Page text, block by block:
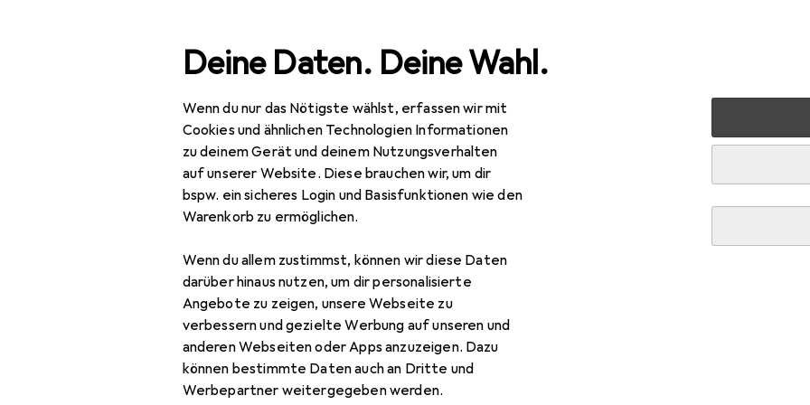
Deine Daten. Deine Wahl.
Wenn du nur das Nötigste wählst, erfassen wir mit
Cookies und ähnlichen Technologien Informationen
zu deinem Gerät und deinem Nutzungsverhalten
auf unserer Website. Diese brauchen wir, um dir
bspw. ein sicheres Login und Basisfunktionen wie den
Warenkorb zu ermöglichen.
Wenn du allem zustimmst, können wir diese Daten
darüber hinaus nutzen, um dir personalisierte
Angebote zu zeigen, unsere Webseite zu
verbessern und gezielte Werbung auf unseren und
anderen Webseiten oder Apps anzuzeigen. Dazu
können bestimmte Daten auch an Dritte und
Werbepartner weitergegeben werden.
Navigation nach Kategorien
Gesamtsortiment Baumarkt + Garten Bauen + Renovieren
EUR
119,–
HeusserZylinderolive 3413
Zubehör für Heusser Zylinderolive 3413
Hier findest du passendes Zubehör zum Produkt Heusser Zylinderolive 3413 aus den
Schutzpuffer.